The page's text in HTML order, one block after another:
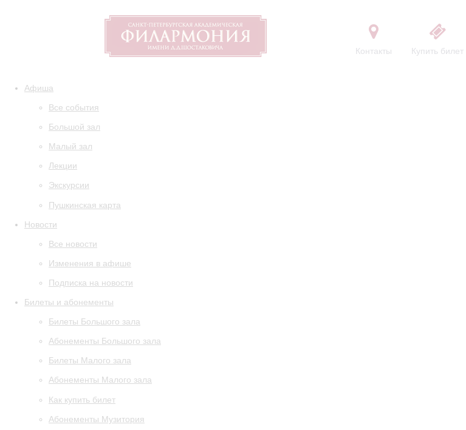
Контакты Купить билет
Афиша
Все события
Большой зал
Малый зал
Лекции
Экскурсии
Пушкинская карта
Новости
Все новости
Изменения в афише
Подписка на новости
Билеты и абонементы
Билеты Большого зала
Абонементы Большого зала
Билеты Малого зала
Абонементы Малого зала
Как купить билет
Абонементы Музитория